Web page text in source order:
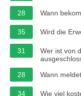
28 Wann
35 Wird die
31
Wer ist von
28
Wann
34
Wie viel